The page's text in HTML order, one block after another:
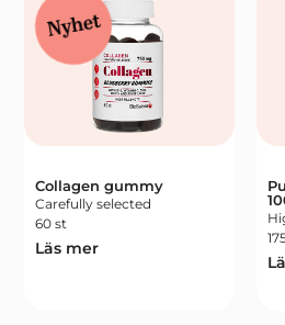
Collagen gummy
Carefully selected
60 st
Läs mer
Nyhet